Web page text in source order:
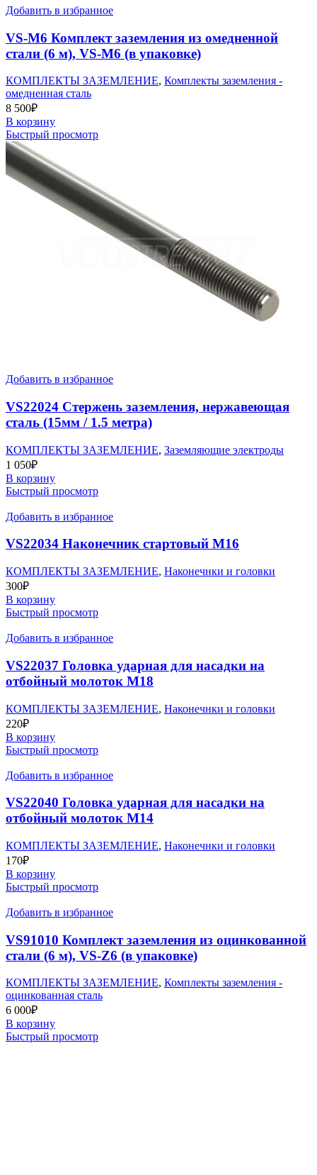
Добавить в избранное
VS-M6 Комплект заземления из омедненной
стали (6 м), VS-M6 (в упаковке)
КОМПЛЕКТЫ ЗАЗЕМЛЕНИЕ, Комплекты заземления -
омедненная сталь
8 500₽
В корзину
Быстрый просмотр
Добавить в избранное
VS22024 Стержень заземления, нержавеющая
сталь (15мм / 1.5 метра)
КОМПЛЕКТЫ ЗАЗЕМЛЕНИЕ, Заземляющие электроды
1 050₽
В корзину
Быстрый просмотр
Добавить в избранное
VS22034 Наконечник стартовый М16
КОМПЛЕКТЫ ЗАЗЕМЛЕНИЕ, Наконечнки и головки
300₽
В корзину
Быстрый просмотр
Добавить в избранное
VS22037 Головка ударная для насадки на
отбойный молоток М18
КОМПЛЕКТЫ ЗАЗЕМЛЕНИЕ, Наконечнки и головки
220₽
В корзину
Быстрый просмотр
Добавить в избранное
VS22040 Головка ударная для насадки на
отбойный молоток М14
КОМПЛЕКТЫ ЗАЗЕМЛЕНИЕ, Наконечнки и головки
170₽
В корзину
Быстрый просмотр
Добавить в избранное
VS91010 Комплект заземления из оцинкованной
стали (6 м), VS-Z6 (в упаковке)
КОМПЛЕКТЫ ЗАЗЕМЛЕНИЕ, Комплекты заземления -
оцинкованная сталь
6 000₽
В корзину
Быстрый просмотр